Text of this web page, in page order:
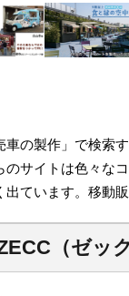
車の製作」で検索
のサイトは色々な
出ています。移動
（ゼック